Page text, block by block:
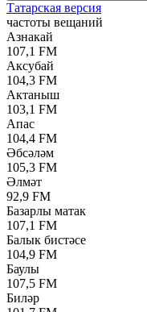
Татарская версия
частоты вещаний
Азнакай
107,1 FM
Аксубай
104,3 FM
Актаныш
103,1 FM
Апас
104,4 FM
Әбсәләм
105,3 FM
Әлмәт
92,9 FM
Базарлы матак
107,1 FM
Балык бистәсе
104,9 FM
Баулы
107,5 FM
Биләр